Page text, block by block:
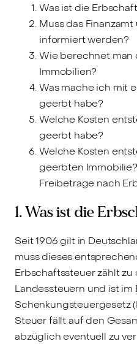
Was ist die
Muss das
informiert werden?
Wie berechnet man
Immobilien?
Was mache ich mit
geerbt habe?
Welche Kosten
geerbt habe?
Welche Kosten
geerbten
Freibeträge nach
1. Was ist die
Seit 1906 gilt in
muss dieses
Erbschaftssteuer zählt
Landessteuern und ist
Schenkungsteuergesetz
Steuer fällt auf den
abzüglich eventuell zu